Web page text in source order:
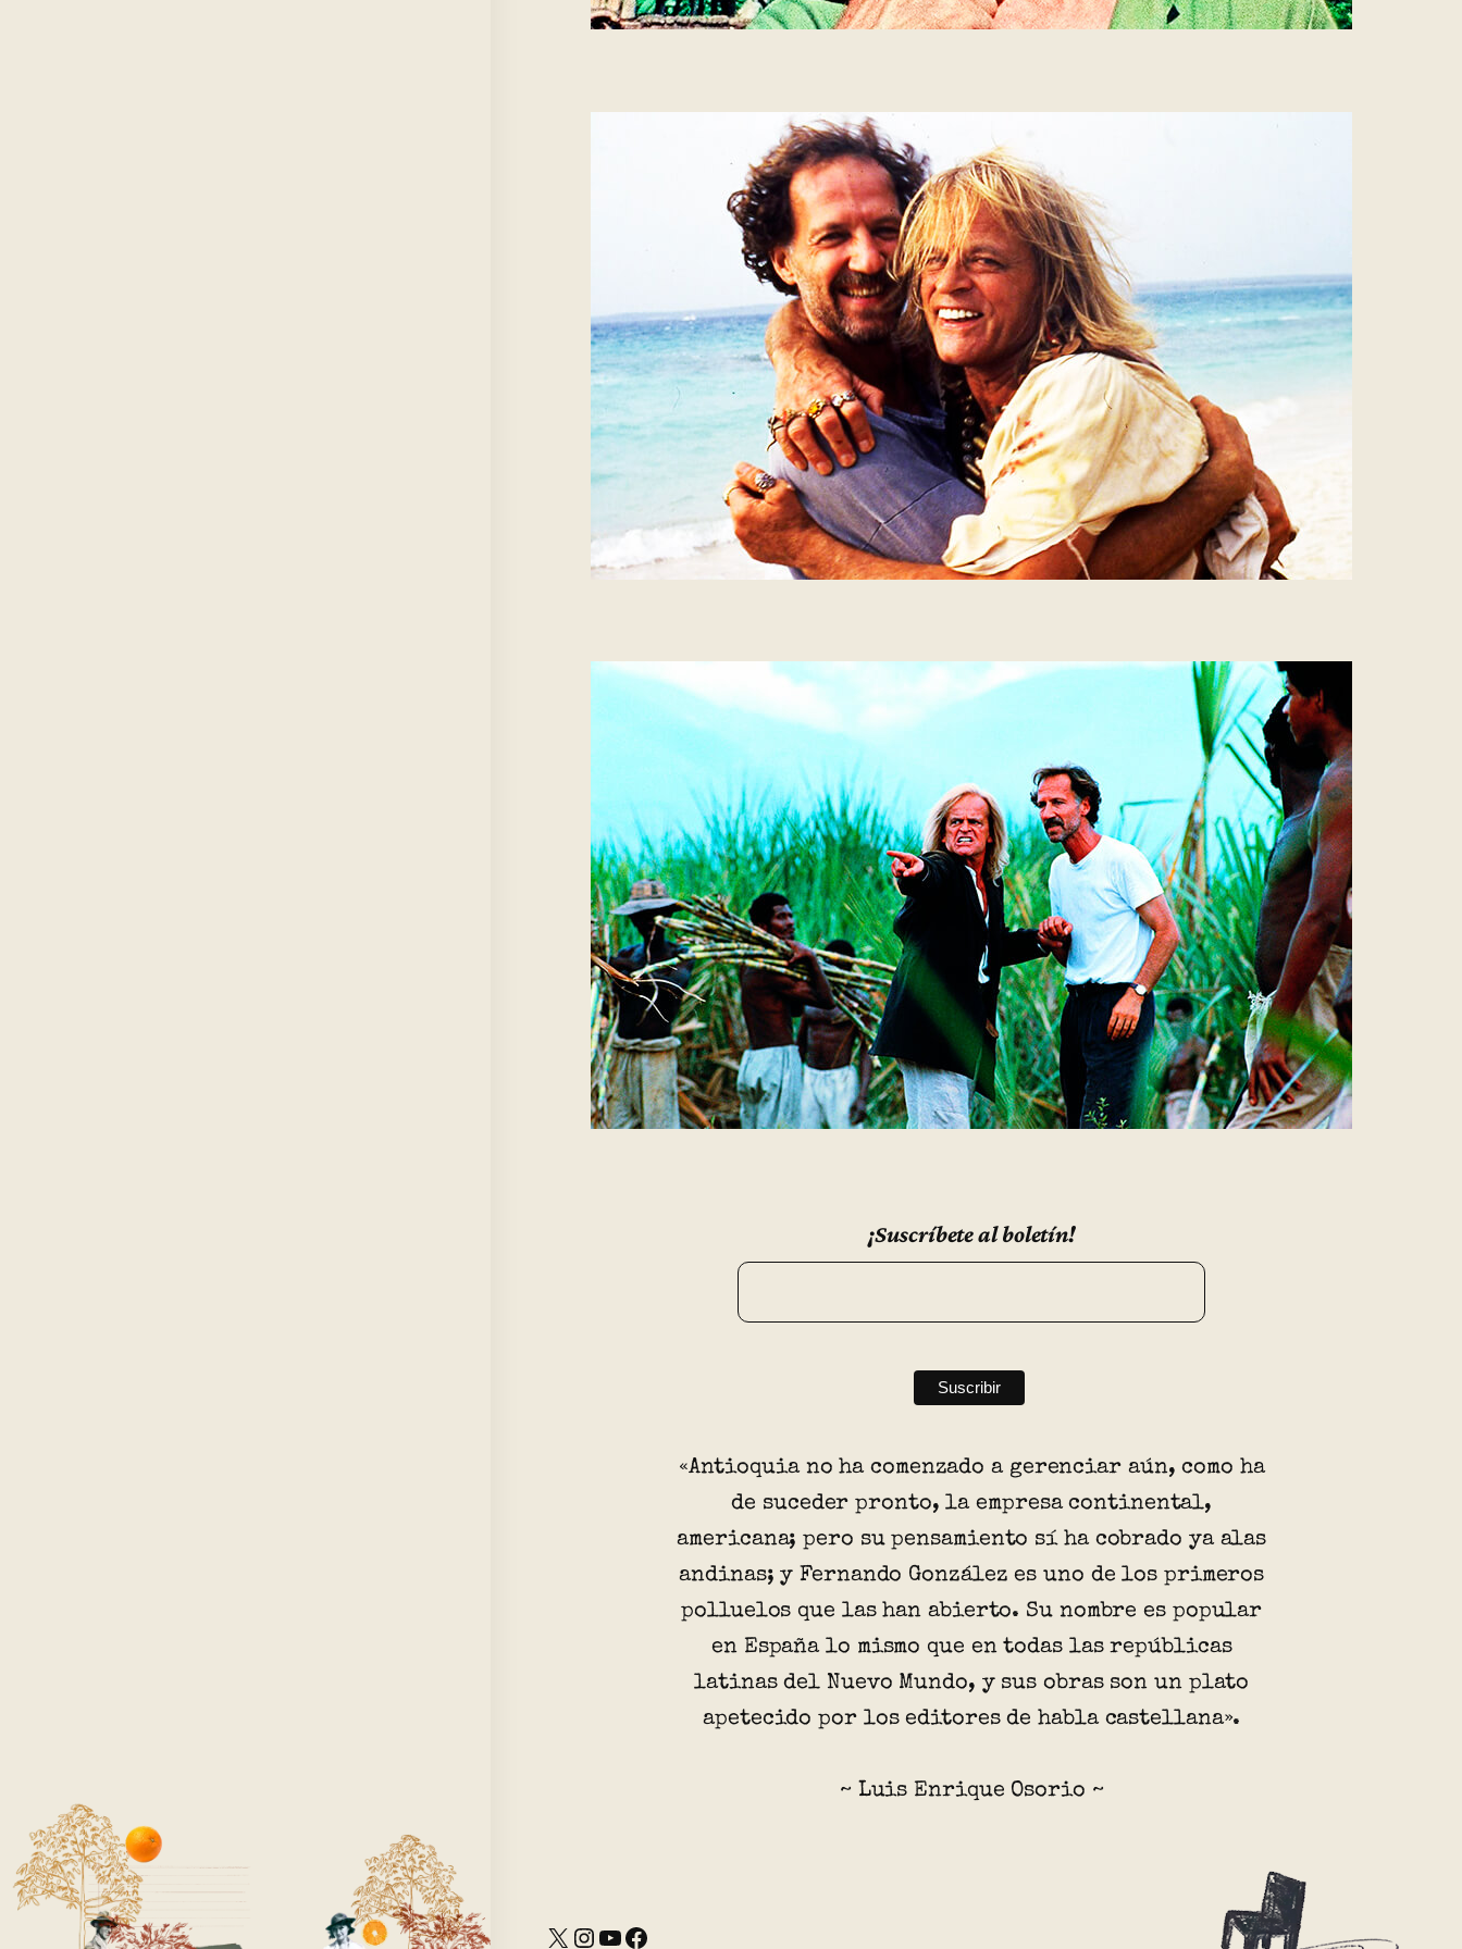
¡Suscríbete al boletín!
«Antioquia no ha comenzado a gerenciar aún, como ha
de suceder pronto, la empresa continental,
americana; pero su pensamiento sí ha cobrado ya alas
andinas; y Fernando González es uno de los primeros
polluelos que las han abierto. Su nombre es popular
en España lo mismo que en todas las repúblicas
latinas del Nuevo Mundo, y sus obras son un plato
apetecido por los editores de habla castellana».
~ Luis Enrique Osorio ~
X Instagram YouTube Facebook